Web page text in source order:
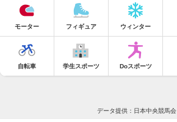
モーター フィギュア ウィンター
自転車 学生スポーツ Doスポーツ
データ提供：日本中央競馬会